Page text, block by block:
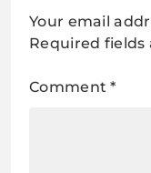
Your email
Required
Comment*